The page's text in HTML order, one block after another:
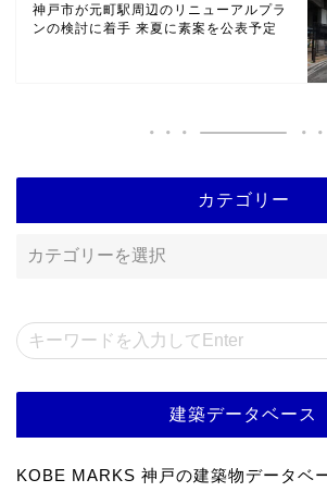
神戸市が元町駅周辺のリニューアルプラ
ンの検討に着手 来夏に素案を公表予定
カテゴリー
建築データベース
KOBE MARKS 神戸の建築物データベ